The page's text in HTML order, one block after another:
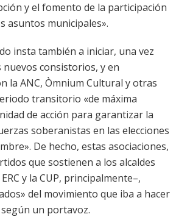
y el fomento de la participación
asuntos municipales».
insta también a iniciar, una vez
consistorios, y en
la ANC, Òmnium Cultural y otras
transitorio «de máxima
de acción para garantizar la
soberanistas en las elecciones
De hecho, estas asociaciones,
que sostienen a los alcaldes
y la CUP, principalmente–,
del movimiento que iba a hacer
un portavoz.